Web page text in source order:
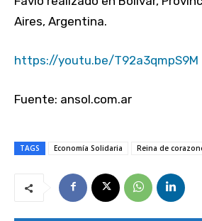
Aires, Argentina.
https://youtu.be/T92a3qmpS9M
Fuente: ansol.com.ar
TAGS Economía Solidaria Reina de